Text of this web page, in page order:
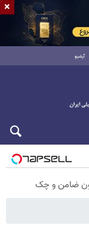
آرشیو
×